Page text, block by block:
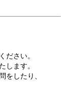
ださい。
します。
をしたり、